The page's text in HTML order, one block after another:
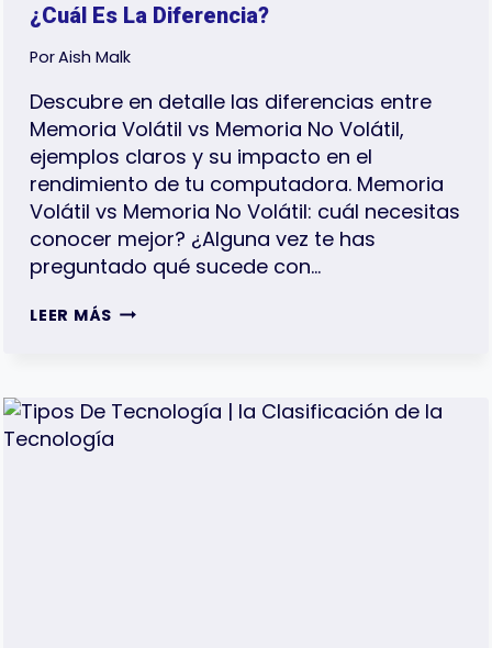
¿Cuál Es La Diferencia?
PorAish Malk
Descubre en detalle las diferencias entre
Memoria Volátil vs Memoria No Volátil,
ejemplos claros y su impacto en el
rendimiento de tu computadora. Memoria
Volátil vs Memoria No Volátil: cuál necesitas
conocer mejor? ¿Alguna vez te has
preguntado qué sucede con…
LEER MÁSMEMORIA
VOLÁTIL:
¿CUÁL